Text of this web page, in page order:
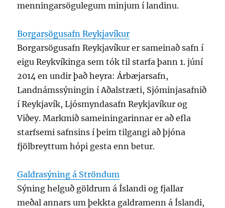
menningarsögulegum minjum í landinu.
Borgarsögusafn Reykjavíkur
Borgarsögusafn Reykjavíkur er sameinað safn í
eigu Reykvíkinga sem tók til starfa þann 1. júní
2014 en undir það heyra: Árbæjarsafn,
Landnámssýningin í Aðalstræti, Sjóminjasafnið
í Reykjavík, Ljósmyndasafn Reykjavíkur og
Viðey. Markmið sameiningarinnar er að efla
starfsemi safnsins í þeim tilgangi að þjóna
fjölbreyttum hópi gesta enn betur.
Galdrasýning á Ströndum
Sýning helguð göldrum á Íslandi og fjallar
meðal annars um þekkta galdramenn á Íslandi,